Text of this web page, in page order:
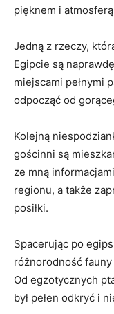
pięknem ‍i
Jedną z rzeczy,
Egipcie ⁣są‍
miejscami ​pełnymi
odpocząć od
Kolejną
gościnni ⁤są
‍ze mną
regionu, a także
posiłki.
Spacerując po
różnorodność ⁢fauny
Od egzotycznych
był pełen odkryć i